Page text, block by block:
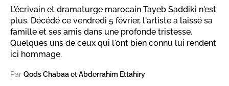
L'écrivain et dramaturge marocain Tayeb Saddiki n'est
plus. Décédé ce vendredi 5 février, l'artiste a laissé sa
famille et ses amis dans une profonde tristesse.
Quelques uns de ceux qui l'ont bien connu lui rendent
ici hommage.
Par Qods Chabaa et Abderrahim Ettahiry